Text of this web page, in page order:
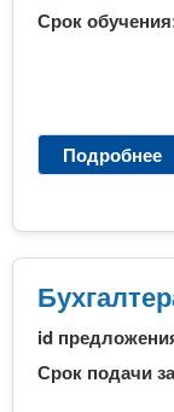
в
я
Срок
Подробнее
л
і
к
і
о
п
id
Срок подачи